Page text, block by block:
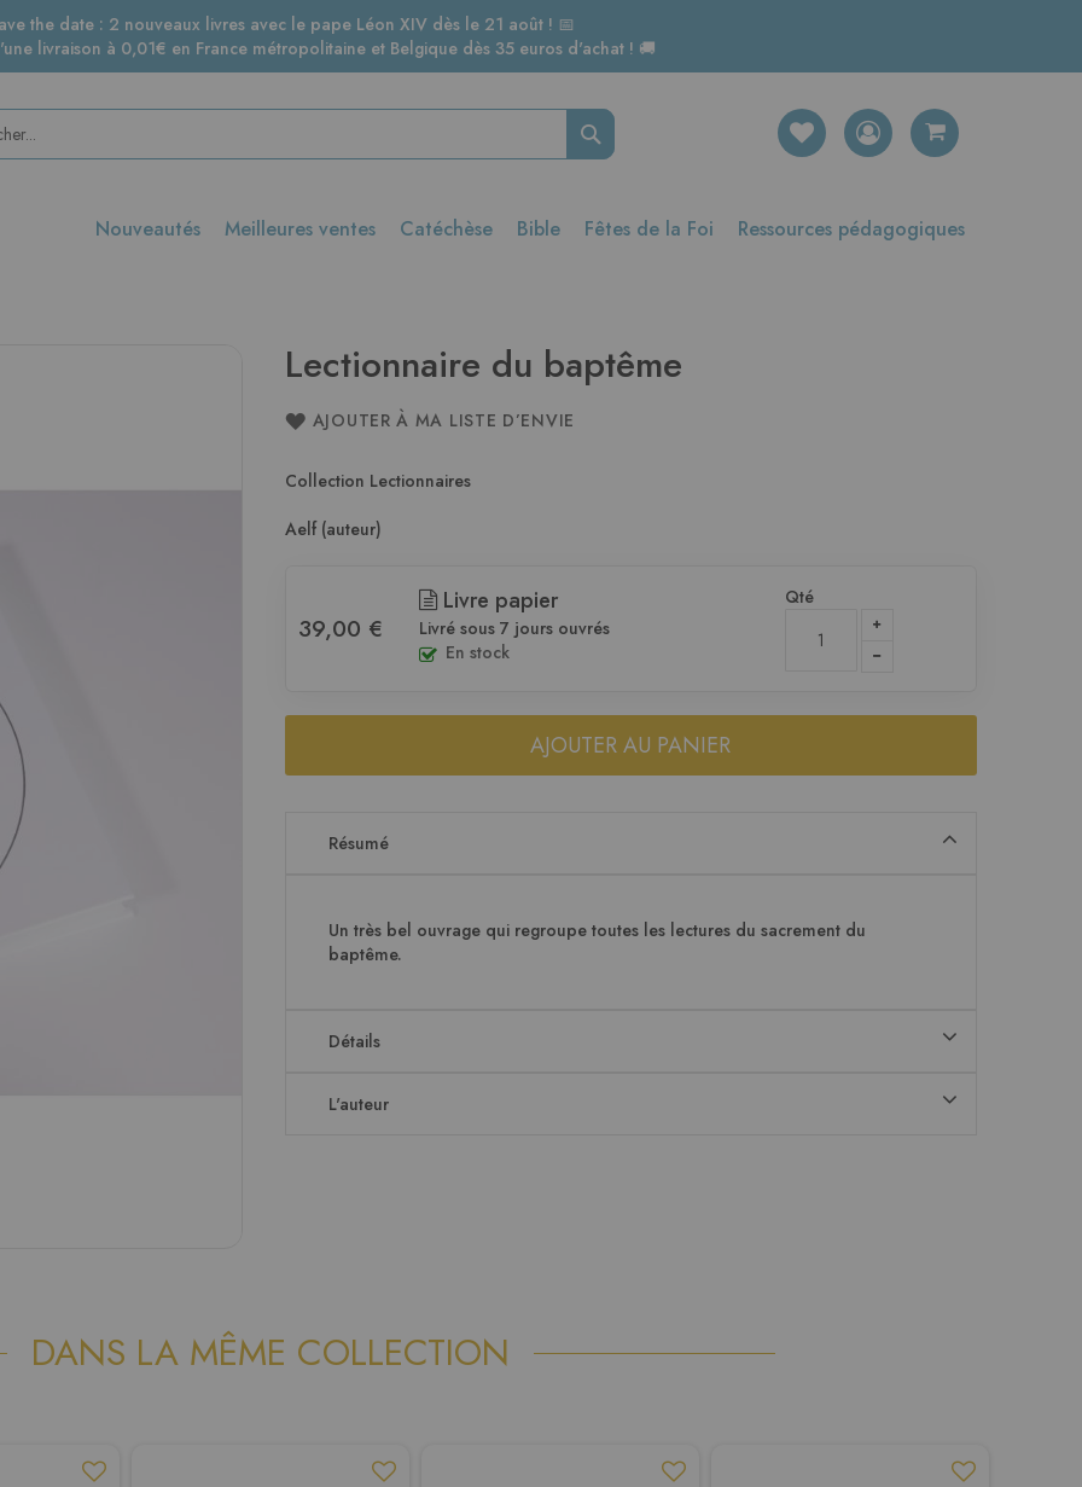
the date : 2 nouveaux livres avec le pape Léon XIV dès le 21 août ! 📅
livraison à 0,01€ en France métropolitaine et Belgique dès 35 euros d'achat ! 🚚
Rechercher
Nouveautés Meilleures ventes Catéchèse Bible Fêtes de la Foi Ressources pédagogiques
Lectionnaire du baptême
AJOUTER À MA LISTE D’ENVIE
Collection Lectionnaires
Aelf (auteur)
39,00 €
Livre papier
Livré sous 7 jours ouvrés
En stock
Qté
AJOUTER AU PANIER
Résumé
Un très bel ouvrage qui regroupe toutes les lectures du sacrement du
baptême.
Détails
L'auteur
DANS LA MÊME COLLECTION